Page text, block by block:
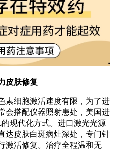
皮肤修复
细胞激活速度有限，为了进
会搭配仪器照射患处，美国进
现代化方式。进口激光光源
达皮肤白斑病灶深处，专门针
激活修复。治疗全程温和无